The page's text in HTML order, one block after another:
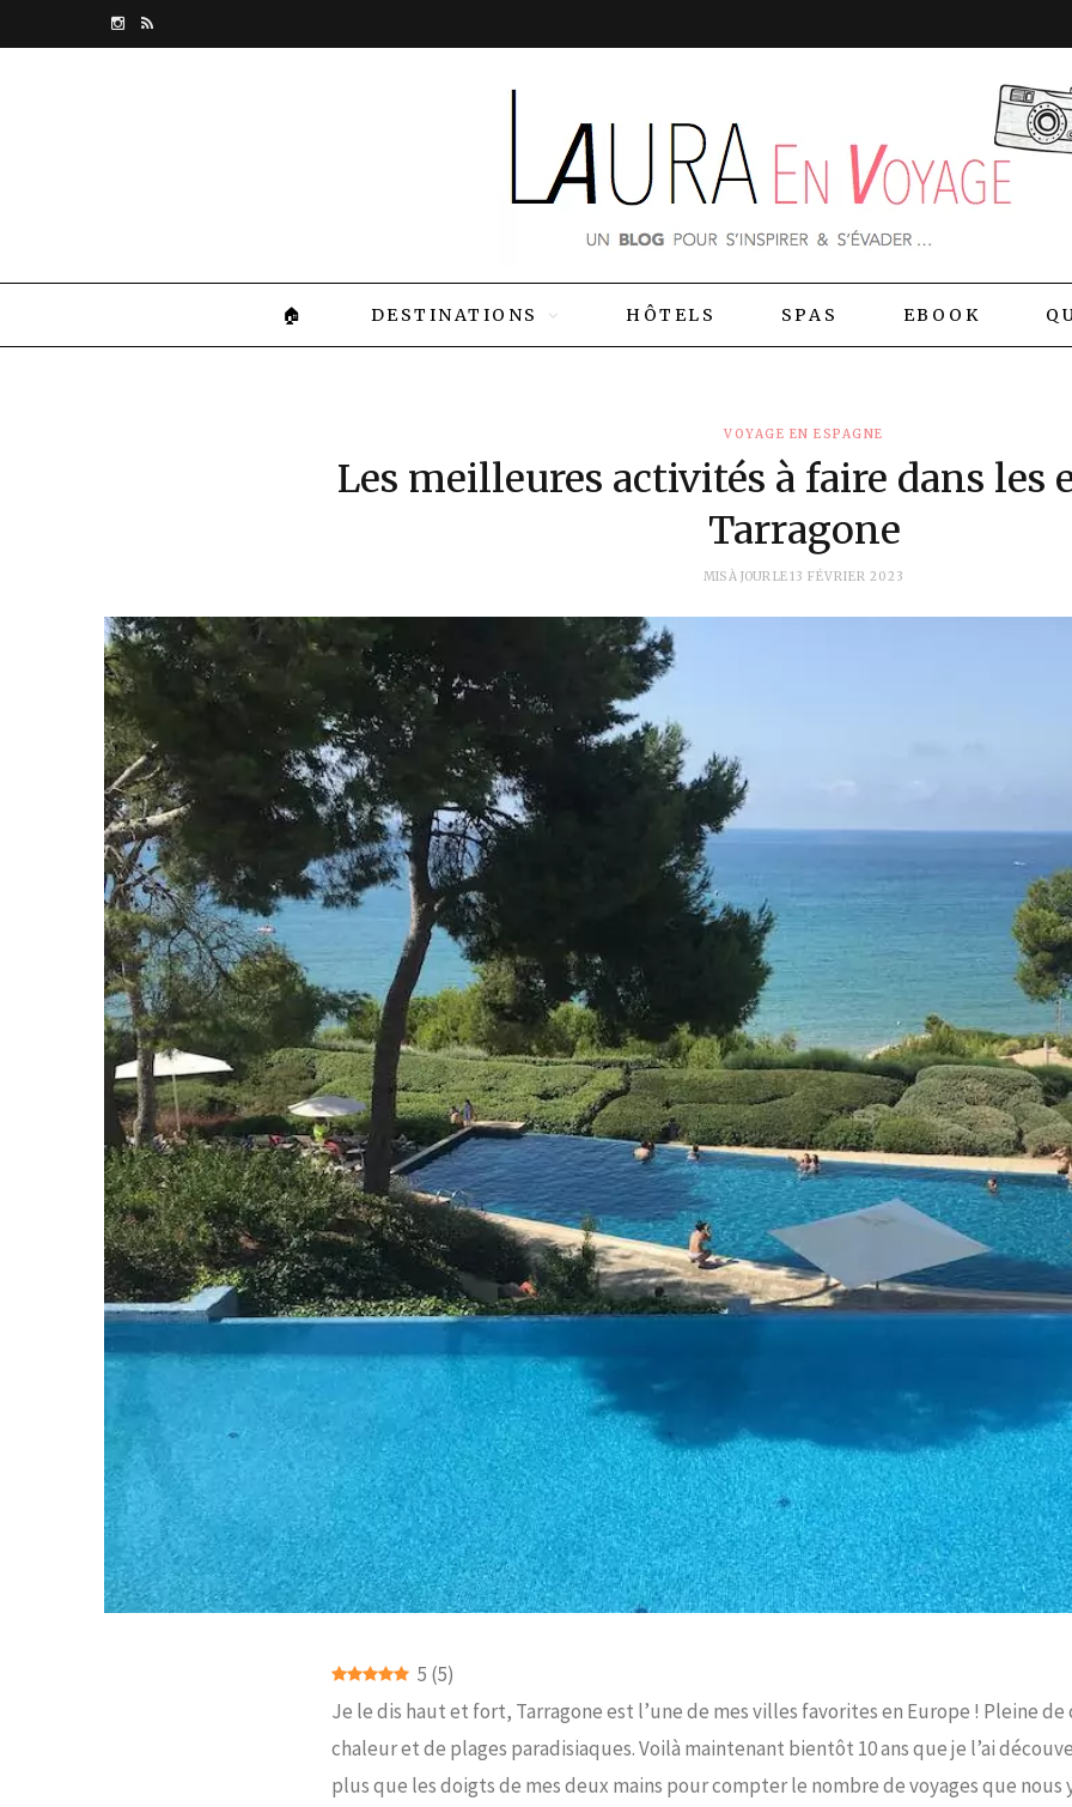
I R
🏠 DESTINATIONS HÔTELS SPAS EBOOK
VOYAGE EN ESPAGNE
Les meilleures activités à faire dans les
Tarragone
MIS À JOUR LE13 FÉVRIER 2023
5 (5)
Je le dis haut et fort, Tarragone est l’une de mes villes favorites en Europe ! Pleine
chaleur et de plages paradisiaques. Voilà maintenant bientôt 10 ans que je l’ai
plus que les doigts de mes deux mains pour compter le nombre de voyages que nous